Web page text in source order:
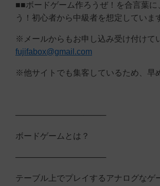
■■ボードゲーム作ろうぜ！を合言葉
う！初心者から中級者を想定してい
※メールからもお申し込み受け付けて
fujifabox@gmail.com
※他サイトでも集客しているため、早
────────────────
ボードゲームとは？
────────────────
テーブル上でプレイするアナログな